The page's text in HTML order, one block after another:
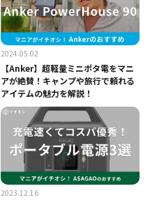
2024.05.02
【Anker】超軽量ミニポタ電をマニ
アが絶賛！キャンプや旅行で頼れる
アイテムの魅力を解説！
2023.12.16